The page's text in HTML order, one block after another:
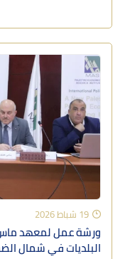
19 شباط 2026
ورشة عمل لمعهد ماس
البلديات في شمال